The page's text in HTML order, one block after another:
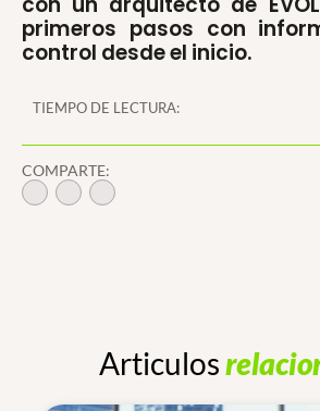
primeros pasos con
control desde el inicio.
TIEMPO DE LECTURA:
COMPARTE:
Articulos